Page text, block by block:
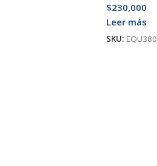
$230,000
Leer más
SKU: EQU380